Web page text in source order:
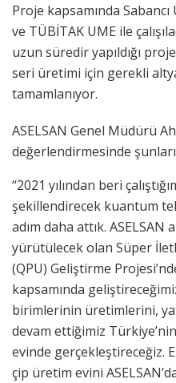
Proje kapsamında
ve TÜBİTAK UME ile
uzun süredir yapıldığı
seri üretimi için gerekli
tamamlanıyor.
ASELSAN Genel Müdürü
değerlendirmesinde
“2021 yılından beri
şekillendirecek kuantum
adım daha attık.
yürütülecek olan Süper
(QPU) Geliştirme
kapsamında
birimlerinin üretimlerini,
devam ettiğimiz
evinde gerçekleştireceğiz.
çip üretim evini